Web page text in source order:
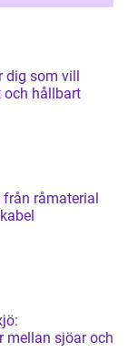
dig som vill
och hållbart
mellan sjöar och